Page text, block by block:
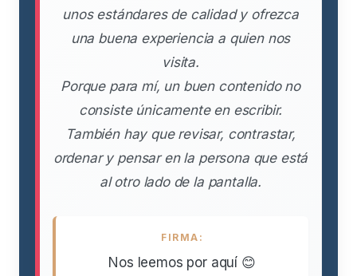
unos estándares de calidad y ofrezca
una buena experiencia a quien nos
visita.
Porque para mí, un buen contenido no
consiste únicamente en escribir.
También hay que revisar, contrastar,
ordenar y pensar en la persona que está
al otro lado de la pantalla.
FIRMA:
Nos leemos por aquí 😊